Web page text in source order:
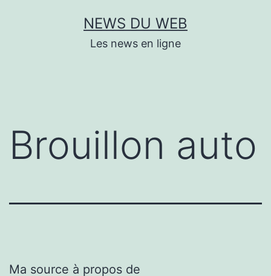
NEWS DU WEB
Les news en ligne
Brouillon auto
Ma source à propos de